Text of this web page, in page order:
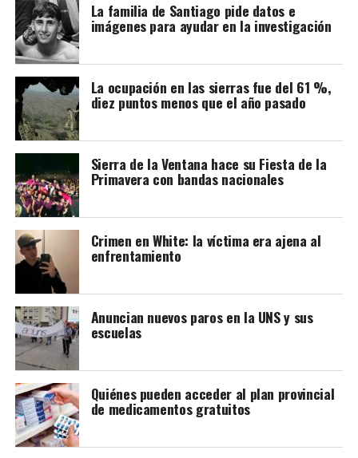
internacionales modificaron sus recomendaciones.
Organismos como la Sociedad Clínica Europea del Sida
(EACS), el Departamento de Salud de Estados Unidos y la
Sociedad Argentina de Infectología (SADI) sostienen
que las personas con VIH que mantienen una carga viral
indetectable y eligen amamantar deben recibir
información, acompañamiento y un seguimiento médico
estrecho.
Ese seguimiento incluye controles frecuentes de la
carga viral de la madre y estudios del bebé durante la
lactancia y después de su finalización. También se
recomienda actuar rápidamente ante situaciones como
una carga viral detectable o infecciones mamarias, ya
que aún existe poca evidencia sobre cómo estas
condiciones pueden influir en el riesgo de transmisión.
A partir de esta información, los especialistas proponen
avanzar hacia un consenso nacional que permita revisar
las recomendaciones actuales y definir en qué casos la
lactancia materna puede ser una alternativa posible y
segura.
La familia de Santiago pide datos e
imágenes para ayudar en la investigación
La ocupación en las sierras fue del 61 %,
diez puntos menos que el año pasado
Sierra de la Ventana hace su Fiesta de la
Primavera con bandas nacionales
Crimen en White: la víctima era ajena al
enfrentamiento
Anuncian nuevos paros en la UNS y sus
escuelas
Quiénes pueden acceder al plan provincial
de medicamentos gratuitos